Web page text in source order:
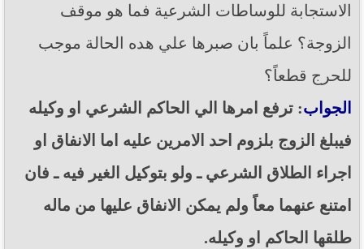
الاستجابة للوساطات الشرعية فما هو موقف
الزوجة؟ علماً بان صبرها علي هده الحالة موجب
للحرج قطعاً؟
الجواب: ترفع امرها الي الحاكم الشرعي او وكيله
فيبلغ الزوج بلزوم احد الامرين عليه اما الانفاق او
اجراء الطلاق الشرعي ـ ولو بتوكيل الغير فيه ـ فان
امتنع عنهما معاً ولم يمكن الانفاق عليها من ماله
طلقها الحاكم او وكيله.